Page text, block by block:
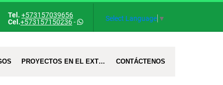
Tel. +573157039656
Cel.+573157150236- Select Language ▼
PROYECTOS EN EL EXTRANJERO CONTÁCTENOS